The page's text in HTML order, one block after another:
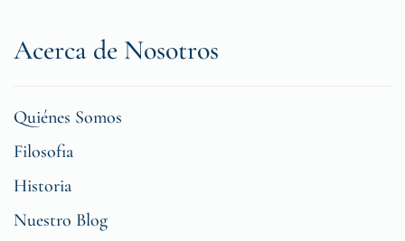
Acerca de Nosotros
Quiénes Somos
Filosofia
Historia
Nuestro Blog